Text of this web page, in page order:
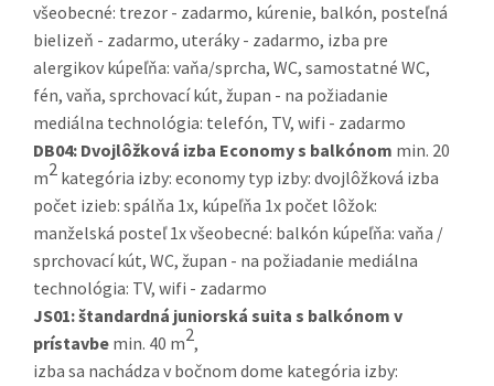
všeobecné: trezor - zadarmo, kúrenie, balkón, posteľná
bielizeň - zadarmo, uteráky - zadarmo, izba pre
alergikov kúpeľňa: vaňa/sprcha, WC, samostatné WC,
fén, vaňa, sprchovací kút, župan - na požiadanie
mediálna technológia: telefón, TV, wifi - zadarmo
DB04: Dvojlôžková izba Economy s balkónom min. 20
m2 kategória izby: economy typ izby: dvojlôžková izba
počet izieb: spálňa 1x, kúpeľňa 1x počet lôžok:
manželská posteľ 1x všeobecné: balkón kúpeľňa: vaňa /
sprchovací kút, WC, župan - na požiadanie mediálna
technológia: TV, wifi - zadarmo
JS01:štandardná juniorská suita s balkónom v
prístavbe min. 40 m2,
izba sa nachádza v bočnom dome kategória izby: